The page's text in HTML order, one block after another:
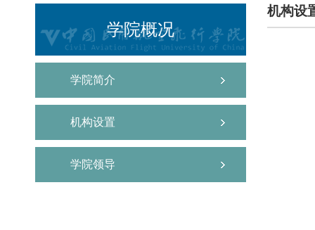
学院概况
学院简介
机构设置
学院领导
机构设